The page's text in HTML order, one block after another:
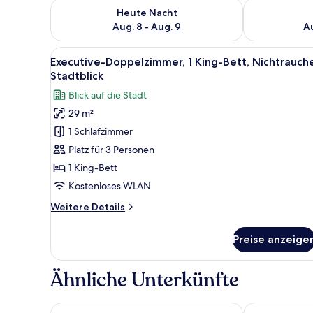
Heute Nacht
Aug. 8 - Aug. 9
Überprüfe die Verfügbarkeit für heute Nacht, Aug. 8
Überprüfe
Alle
Fotos
für
Executive-
Doppelzimmer,
1 King-
Bett,
Nichtraucher,
Stadtblick
Ein modernes Schlafzimmer
6
Executive-Doppelzimmer, 1 King-Bett,
Stadtblick
Blick auf die Stadt
29 m²
1 Schlafzimmer
Platz für 3 Personen
1 King-Bett
Kostenloses WLAN
Weitere Details
Weitere
Doppelzimmer,
1 King-
Bett,
Stadtblick
Preise
Ähnliche Unterkünfte
Fairfield by Marriott Dehradun Lemon Tree